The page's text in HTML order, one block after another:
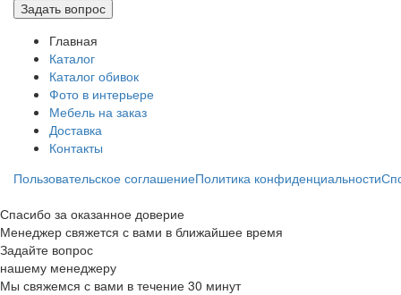
Задать вопрос
Главная
Каталог
Каталог обивок
Фото в интерьере
Мебель на заказ
Доставка
Контакты
Пользовательское соглашениеПолитика конфиденциальности
Спасибо за оказанное доверие
Менеджер свяжется с вами в ближайшее время
Задайте вопрос
нашему менеджеру
Мы свяжемся с вами в течение 30 минут